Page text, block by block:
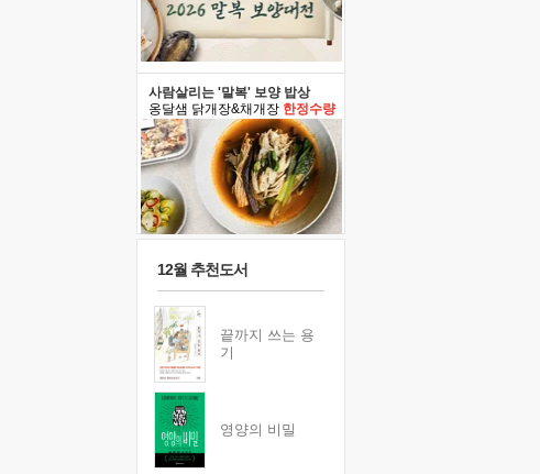
사람살리는 '말복' 보양 밥상
옹달샘 닭개장&채개장 한정수량
12월 추천도서
끝까지 쓰는 용
기
영양의 비밀